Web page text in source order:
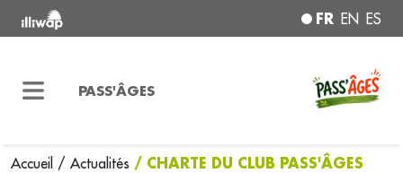
FR EN ES
PASS'ÂGES
Accueil / Actualités / CHARTE DU CLUB PASS'ÂGES